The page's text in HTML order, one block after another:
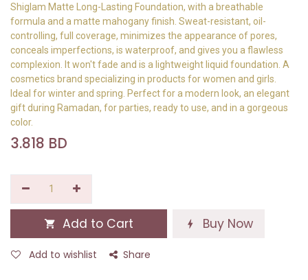
Shiglam Matte Long-Lasting Foundation, with a breathable
formula and a matte mahogany finish. Sweat-resistant, oil-
controlling, full coverage, minimizes the appearance of pores,
conceals imperfections, is waterproof, and gives you a flawless
complexion. It won't fade and is a lightweight liquid foundation. A
cosmetics brand specializing in products for women and girls.
Ideal for winter and spring. Perfect for a modern look, an elegant
gift during Ramadan, for parties, ready to use, and in a gorgeous
color.
3.818 BD
Add to Cart Buy Now
Add to wishlist Share